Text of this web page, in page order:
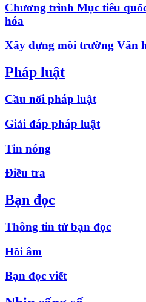
Chương trình Mục tiêu
hóa
Xây dựng môi trường Văn
Pháp luật
Cầu nối pháp luật
Giải đáp pháp luật
Tin nóng
Điều tra
Bạn đọc
Thông tin từ bạn đọc
Hồi âm
Bạn đọc viết